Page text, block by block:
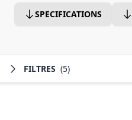
SPECIFICATIONS
FILTRES (5)